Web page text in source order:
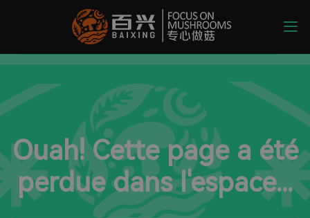
Ouah! Cette page a été
perdue dans l'espace...